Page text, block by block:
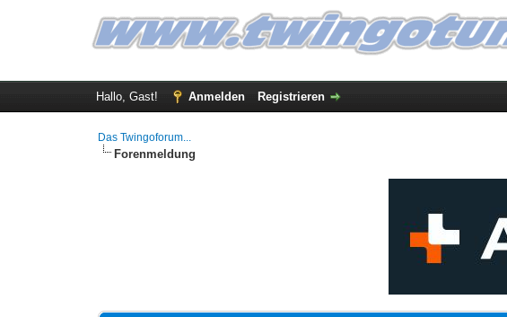
Hallo, Gast! Anmelden Registrieren
Das Twingoforum...
Forenmeldung